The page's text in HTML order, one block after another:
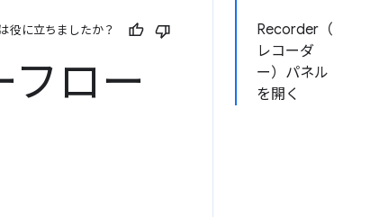
Recorder（
レコーダ
ー）パネル
を開く
役に立ちましたか？
フロー